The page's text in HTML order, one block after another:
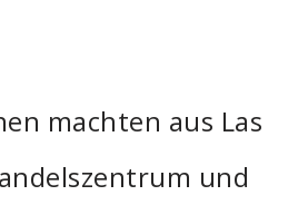
machten aus Las
und